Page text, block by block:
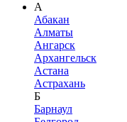
А
Абакан
Алматы
Ангарск
Архангельск
Астана
Астрахань
Б
Барнаул